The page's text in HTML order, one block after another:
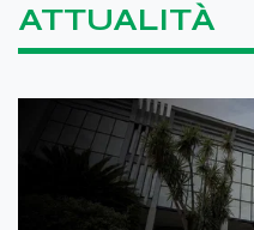
ATTUALITÀ